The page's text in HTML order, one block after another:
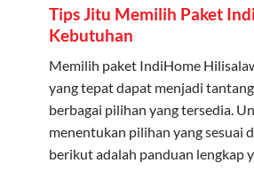
Kontrak Berlangganan
Pelanggan harus
Berlangganan yang mencakup
layanan indihome Hilisalawaahe
dipilih, serta syarat dan
Kontrak ini dapat diubah atau
kebutuhan.
Tips Jitu Memilih Paket
Kebutuhan
Memilih paket IndiHome
yang tepat dapat menjadi
berbagai pilihan yang tersedia.
menentukan pilihan yang sesuai
berikut adalah panduan lengkap